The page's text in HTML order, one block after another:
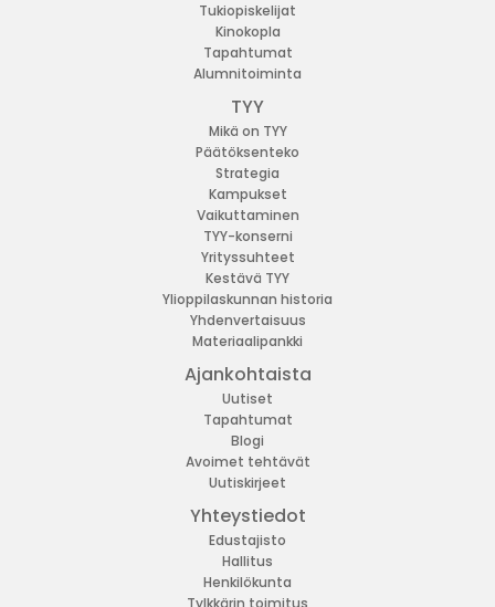
Tukiopiskelijat
Kinokopla
Tapahtumat
Alumnitoiminta
TYY
Mikä on TYY
Päätöksenteko
Strategia
Kampukset
Vaikuttaminen
TYY-konserni
Yrityssuhteet
Kestävä TYY
Ylioppilaskunnan historia
Yhdenvertaisuus
Materiaalipankki
Ajankohtaista
Uutiset
Tapahtumat
Blogi
Avoimet tehtävät
Uutiskirjeet
Yhteystiedot
Edustajisto
Hallitus
Henkilökunta
Tylkkärin toimitus